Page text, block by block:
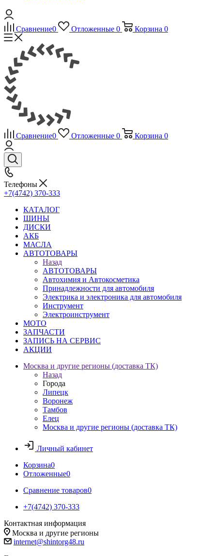
Сравнение0 Отложенные 0 Корзина 0
Сравнение0 Отложенные 0 Корзина 0
Телефоны
+7(4742) 370-333
КАТАЛОГ
ШИНЫ
ДИСКИ
АКБ
МАСЛА
АВТОТОВАРЫ
Назад
АВТОТОВАРЫ
Автохимия и Автокосметика
Принадлежности для автомобиля
Электрика и электроника для автомобиля
Инструмент
Электроинструмент
МОТО
ЗАПЧАСТИ
ЗАПИСЬ НА СЕРВИС
АКЦИИ
Москва и другие регионы (доставка ТК)
Назад
Города
Липецк
Воронеж
Тамбов
Елец
Москва и другие регионы (доставка ТК)
Личный кабинет
Корзина0
Отложенные0
Сравнение товаров0
+7(4742) 370-333
Контактная информация
Москва и другие регионы
internet@shintorg48.ru